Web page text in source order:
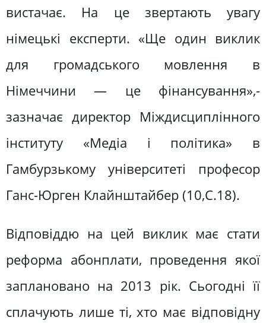
вистачає. На це звертають увагу
німецькі експерти. «Ще один виклик
для громадського мовлення в
Німеччини — це фінансування»,-
зазначає директор Міждисциплінного
інституту «Медіа і політика» в
Гамбурзькому університеті професор
Ганс-Юрген Клайнштайбер (10,С.18).
Відповіддю на цей виклик має стати
реформа абонплати, проведення якої
заплановано на 2013 рік. Сьогодні її
сплачують лише ті, хто має відповідну